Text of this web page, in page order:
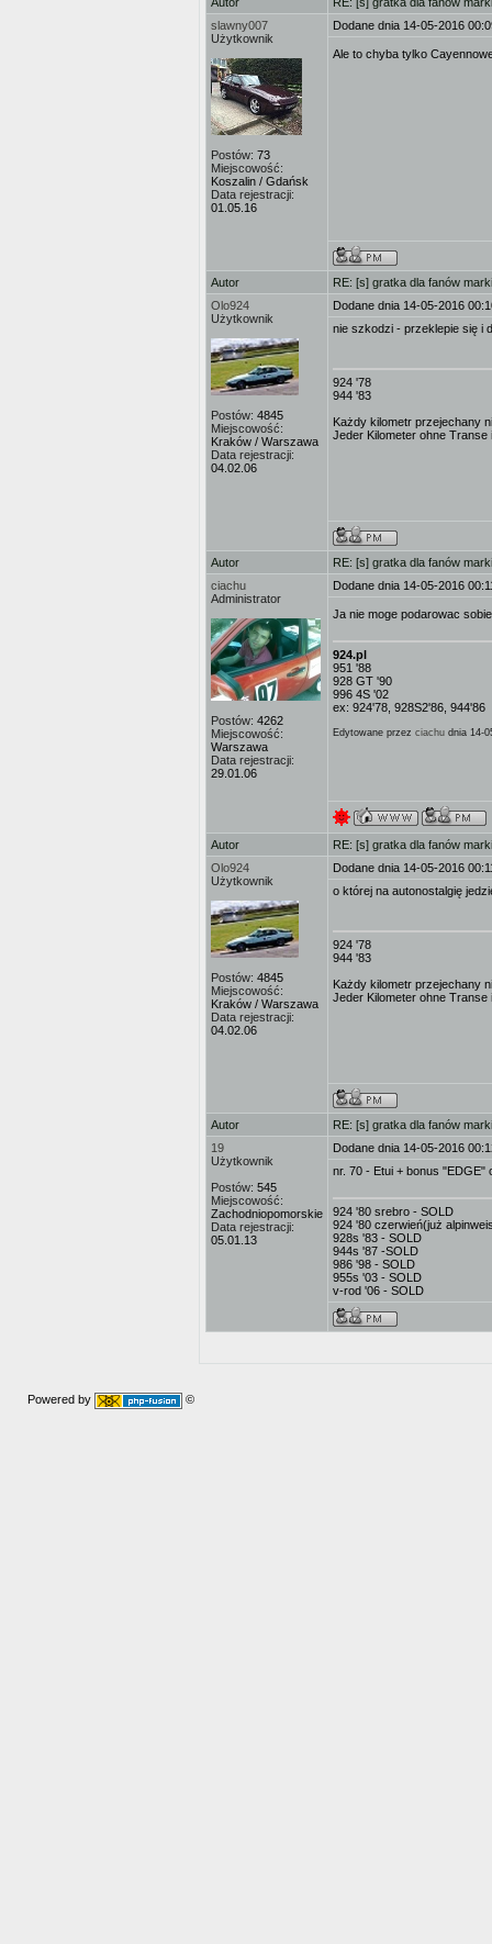
slawny007
Użytkownik
Postów: 73
Miejscowość:
Koszalin / Gdańsk
Data rejestracji:
01.05.16
Dodane dnia 14-05-2016
Ale to chyba tylko
Autor
RE: [s] gratka dla fanów marki
Olo924
Użytkownik
Postów: 4845
Miejscowość:
Kraków / Warszawa
Data rejestracji:
04.02.06
Dodane dnia 14-05-2016
nie szkodzi - przeklepie się i
924 '78
944 '83
Każdy kilometr przejechany
Jeder Kilometer ohne
Autor
RE: [s] gratka dla fanów marki
ciachu
Administrator
Postów: 4262
Miejscowość:
Warszawa
Data rejestracji:
29.01.06
Dodane dnia 14-05-2016
Ja nie moge podarowac
924.pl
951 '88
928 GT '90
996 4S '02
ex: 924'78, 928S2'86, 944'86
Edytowane przez ciachu dnia 14-
Autor
RE: [s] gratka dla fanów marki
Olo924
Użytkownik
Postów: 4845
Miejscowość:
Kraków / Warszawa
Data rejestracji:
04.02.06
Dodane dnia 14-05-2016
o której na autonostalgię
924 '78
944 '83
Każdy kilometr przejechany
Jeder Kilometer ohne
Autor
RE: [s] gratka dla fanów marki
19
Użytkownik
Postów: 545
Miejscowość:
Zachodniopomorskie
Data rejestracji:
05.01.13
Dodane dnia 14-05-2016
nr. 70 - Etui + bonus "EDGE"
924 '80 srebro - SOLD
924 '80 czerwień(już
928s '83 - SOLD
944s '87 -SOLD
986 '98 - SOLD
955s '03 - SOLD
v-rod '06 - SOLD
Powered by ©